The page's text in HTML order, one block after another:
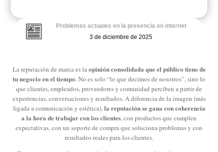
Problemas actuales en la presencia en internet
3 de diciembre de 2025
La reputación de marca es la opinión consolidada que el público tiene de
tu negocio en el tiempo. No es solo “lo que decimos de nosotros”, sino lo
que clientes, empleados, proveedores y comunidad perciben a partir de
experiencias, conversaciones y resultados. A diferencia de la imagen (más
ligada a comunicación y estética), la reputación se gana con coherencia
a la hora de trabajar con los clientes, con productos que cumplen
expectativas, con un soporte de compra que soluciona problemas y con
resultados reales para los clientes.